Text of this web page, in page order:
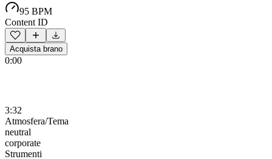
95 BPM
Content ID
Acquista brano
0:00
3:32
Atmosfera/Tema
neutral
corporate
Strumenti